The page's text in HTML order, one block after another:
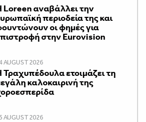
Loreen αναβάλλει την
περιοδεία της και
οι φημές για
στην Eurovision
AUGUST 2026
Τραχυπέδουλα ετοιμάζει τη
καλοκαιρινή της
AUGUST 2026